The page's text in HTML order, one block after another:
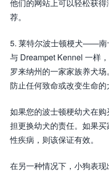
他们的网站上可以轻松获
荐。
5. 莱特尔波士顿梗犬——南
与 Dreampet Kennel 一样
罗来纳州的一家家族养犬
防止任何致命或改变生命的
如果您的波士顿梗幼犬在
担更换幼犬的责任。如果
性疾病，则该保证有效。
在另一种情况下，小狗表